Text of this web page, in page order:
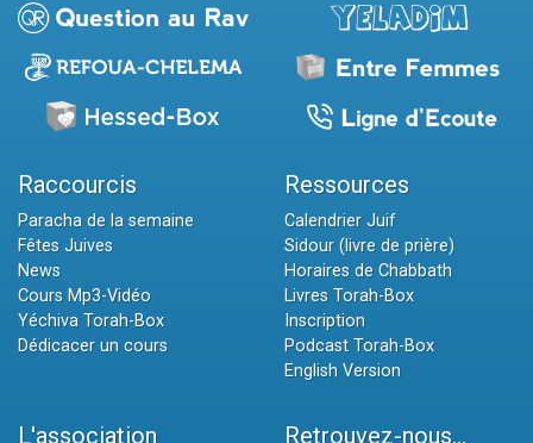
Raccourcis
Paracha de la semaine
Fêtes Juives
News
Cours Mp3-Vidéo
Yéchiva Torah-Box
Dédicacer un cours
Ressources
Calendrier Juif
Sidour (livre de prière)
Horaires de Chabbath
Livres Torah-Box
Inscription
Podcast Torah-Box
English Version
L'association Retrouvez-nous...